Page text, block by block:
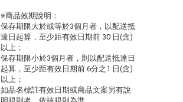
※商品效期說明：
保存期限大於或等於3個月者，以配送抵
達日起算，至少距有效日期前 30 日(含)
以上；
保存期限小於3個月者，則以配送抵達日
起算，至少距有效日期前 6分之1 日(含)
以上；
如品名標註有效日期或商品文案另有說